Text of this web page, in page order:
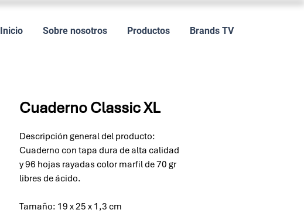
Inicio Sobre nosotros Productos Brands TV
Cuaderno Classic XL
Descripción general del producto:
Cuaderno con tapa dura de alta calidad
y 96 hojas rayadas color marfil de 70 gr
libres de ácido.
Tamaño: 19 x 25 x 1,3 cm